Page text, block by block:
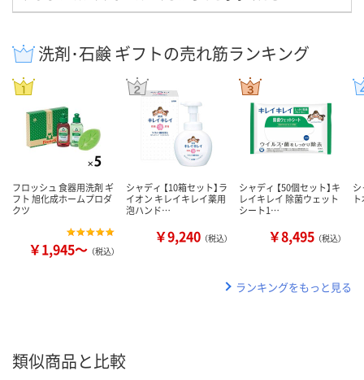
洗剤･石鹸 ギフトの売れ筋ランキング
フロッシュ 食器用洗剤 ギ
フト 旭化成ホームプロダ
クツ
￥1,945～ （税込）
シャディ 【10箱セット】ラ
イオン キレイキレイ薬用
泡ハンド…
￥9,240 （税込）
シャディ 【50個セット】キ
レイキレイ 除菌ウェット
シート1…
￥8,495 （税込）
ランキングをもっと見る
類似商品と比較